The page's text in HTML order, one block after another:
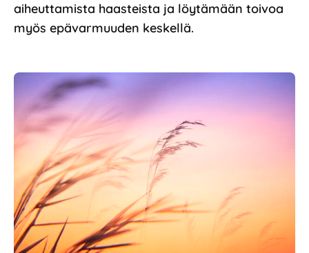
aiheuttamista haasteista ja löytämään toivoa
myös epävarmuuden keskellä.